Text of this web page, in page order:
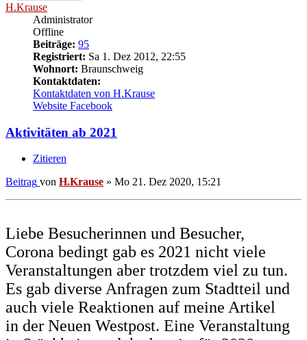
H.Krause
Administrator
Offline
Beiträge: 95
Registriert: Sa 1. Dez 2012, 22:55
Wohnort: Braunschweig
Kontaktdaten:
Kontaktdaten von H.Krause
Website Facebook
Aktivitäten ab 2021
Zitieren
Beitrag von H.Krause » Mo 21. Dez 2020, 15:21
Liebe Besucherinnen und Besucher,
Corona bedingt gab es 2021 nicht viele
Veranstaltungen aber trotzdem viel zu tun.
Es gab diverse Anfragen zum Stadtteil und
auch viele Reaktionen auf meine Artikel
in der Neuen Westpost. Eine Veranstaltung